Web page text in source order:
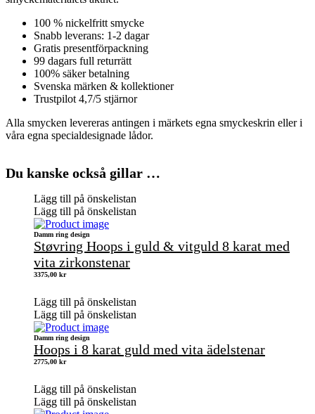
100 % nickelfritt smycke
Snabb leverans: 1-2 dagar
Gratis presentförpackning
99 dagars full returrätt
100% säker betalning
Svenska märken & kollektioner
Trustpilot 4,7/5 stjärnor
Alla smycken levereras antingen i märkets egna smyckeskrin eller i
våra egna specialdesignade lådor.
Du kanske också gillar …
Lägg till på önskelistan
Lägg till på önskelistan
Damm ring design
Støvring Hoops i guld & vitguld 8 karat med
vita zirkonstenar
3375,00 kr
Lägg till på önskelistan
Lägg till på önskelistan
Damm ring design
Hoops i 8 karat guld med vita ädelstenar
2775,00 kr
Lägg till på önskelistan
Lägg till på önskelistan